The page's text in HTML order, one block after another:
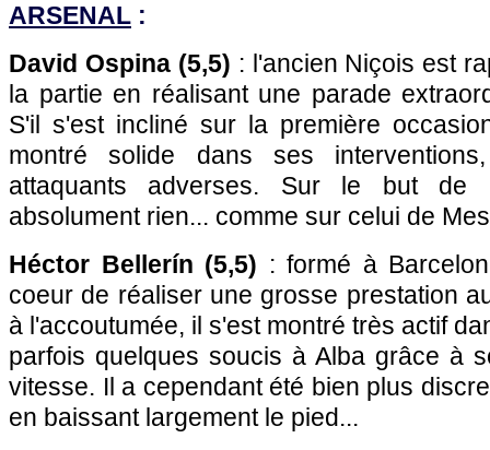
ARSENAL :
David Ospina (5,5) : l'ancien Niçois est
la partie en réalisant une parade
S'il s'est incliné sur la première
montré solide dans ses
attaquants adverses. Sur le but
absolument rien... comme sur celui de
Héctor Bellerín (5,5) : formé à
coeur de réaliser une grosse prestation
à l'accoutumée, il s'est montré très actif
parfois quelques soucis à Alba grâce à
vitesse. Il a cependant été bien plus
en baissant largement le pied...